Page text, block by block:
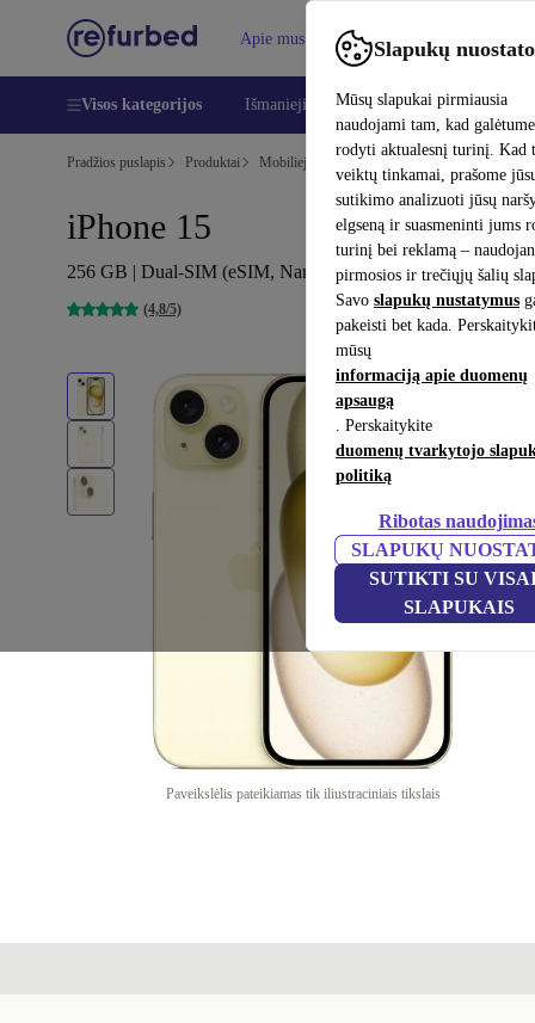
Slapukų
Mūsų slapukai pirmiausia
naudojami tam, kad
rodyti aktualesnį turinį. Kad
veiktų tinkamai, prašome
sutikimo analizuoti jūsų
elgseną ir suasmeninti jums
turinį bei reklamą –
pirmosios ir trečiųjų šalių
Savo slapukų nustatymus
pakeisti bet kada.
mūsų
informaciją apie duomenų
apsaugą
. Perskaitykite
duomenų tvarkytojo
politiką
Ribotas
SLAPUKŲ
SUTIKTI SU
SLAPUKAIS
Apie mus Pagalba
Visos kategorijos Išmanieji telefonai Nešiojamieji
Pradžios puslapis Produktai Mobilieji telefonai ir išmanieji telefonai
iPhone 15
256 GB | Dual-SIM (eSIM, Nano-SIM) | geltona
(4,8/5)
Paveikslėlis pateikiamas tik iliustraciniais tikslais